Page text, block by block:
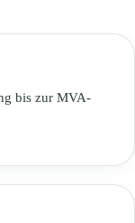
bis zur MVA-